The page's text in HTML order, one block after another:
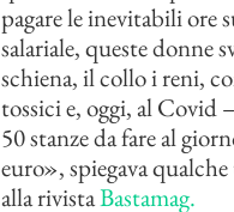
pagare le inevitabili ore
salariale, queste donne
schiena, il collo i reni,
tossici e, oggi, al Covid
50 stanze da fare al
euro», spiegava
alla rivistaBastamag.